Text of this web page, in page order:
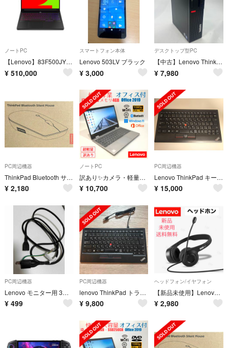
ノートPC
【Lenovo】83F500JYJP Legion Pro 7i FIFA World Cup 26 Edition 新品！
¥ 510,000
スマートフォン本体
Lenovo 503LV ブラック
¥ 3,000
デスクトップ型PC
【中古】Lenovo ThinkCentereM720s 10ST006JJP/Win11/Corei3-8100/8GB/HDD500GB/バイオスOK/ACなし
¥ 7,980
PC周辺機器
ThinkPad Bluetooth サイレントマウス 4Y50X88822
¥ 2,180
ノートPC
訳あり✨カメラ・軽量・オフィス✨シルバー✨すぐ使えるノートパソコン◇T733-2
¥ 10,700
PC周辺機器
Lenovo ThinkPad キーボード KU-1255 本体トラックポイント
¥ 15,000
PC周辺機器
Lenovo モニター用 3ピン AC電源ケーブル アース端子付き 約1.5-2m 中古
¥ 499
PC周辺機器
lenovo ThinkPad トラックポイント キーボード II 4Y40X4
¥ 9,800
ヘッドフォン/イヤフォン
【新品未使用】Lenovo Services オーバーイヤーヘッドホン 黒
¥ 2,980